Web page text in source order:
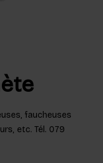
faucheuses
etc. Tél. 079